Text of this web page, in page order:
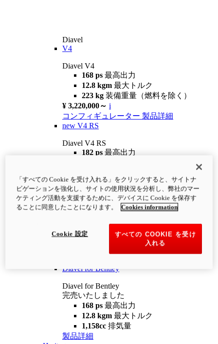
Diavel
V4
Diavel V4
168 ps 最高出力
12.8 kgm 最大トルク
223 kg 装備重量（燃料を除く）
¥ 3,220,000～ i
コンフィギュレーター 製品詳細
new V4 RS
Diavel V4 RS
182 ps 最高出力
¥4,400,000 i
コンフィギュレーター 製品詳細
newV4 RS 100
12.2 kgm
最大トルク
装備重量（燃料を除く）
Diavel for Bentley
Diavel for Bentley
完売いたしました
168 ps 最高出力
12.8 kgm 最大トルク
1,158cc 排気量
製品詳細
「すべての Cookie を受け入れる」をクリックすると、サイトナ
ビゲーションを強化し、サイトの使用状況を分析し、弊社のマー
ケティング活動を支援するために、デバイスに Cookie を保存す
ることに同意したことになります。
Cookies information
すべての COOKIE を受け
入れる
Cookie 設定